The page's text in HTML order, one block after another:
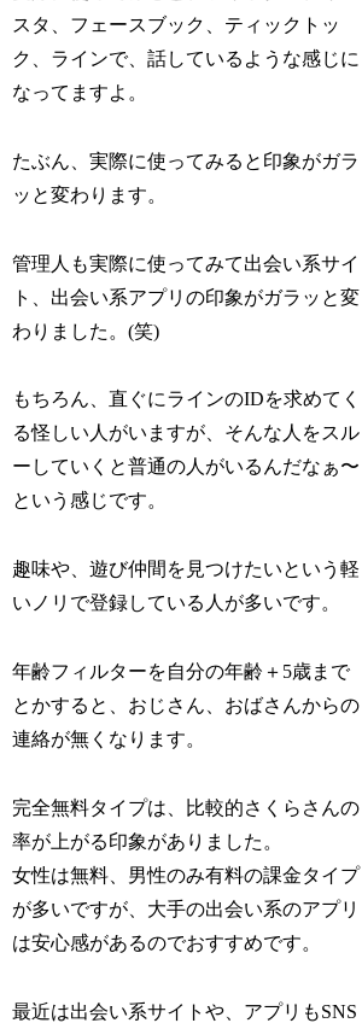
スタ、フェースブック、ティックトッ
ク、ラインで、話しているような感じに
なってますよ。
たぶん、実際に使ってみると印象がガラ
ッと変わります。
管理人も実際に使ってみて出会い系サイ
ト、出会い系アプリの印象がガラッと変
わりました。(笑)
もちろん、直ぐにラインのIDを求めてく
る怪しい人がいますが、そんな人をスル
ーしていくと普通の人がいるんだなぁ〜
という感じです。
趣味や、遊び仲間を見つけたいという軽
いノリで登録している人が多いです。
年齢フィルターを自分の年齢＋5歳まで
とかすると、おじさん、おばさんからの
連絡が無くなります。
完全無料タイプは、比較的さくらさんの
率が上がる印象がありました。
女性は無料、男性のみ有料の課金タイプ
が多いですが、大手の出会い系のアプリ
は安心感があるのでおすすめです。
最近は出会い系サイトや、アプリもSNS